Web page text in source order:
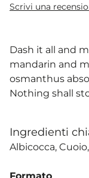
Scrivi una
Dash it all and
mandarin and
osmanthus
Nothing shall
Ingredienti
Albicocca Cuoio
Formato